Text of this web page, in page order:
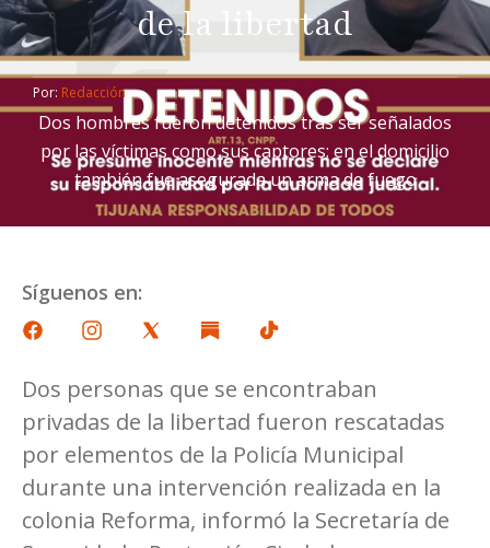
de la libertad
Por: Redacción
Dos hombres fueron detenidos tras ser señalados
por las víctimas como sus captores; en el domicilio
también fue asegurada un arma de fuego
Síguenos en:
Dos personas que se encontraban
privadas de la libertad fueron rescatadas
por elementos de la Policía Municipal
durante una intervención realizada en la
colonia Reforma, informó la Secretaría de